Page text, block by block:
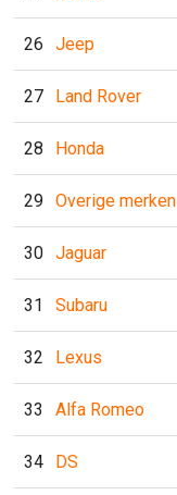
26 Jeep
27 Land Rover
28 Honda
29 Overige merken
30 Jaguar
31 Subaru
32 Lexus
33 Alfa Romeo
34 DS